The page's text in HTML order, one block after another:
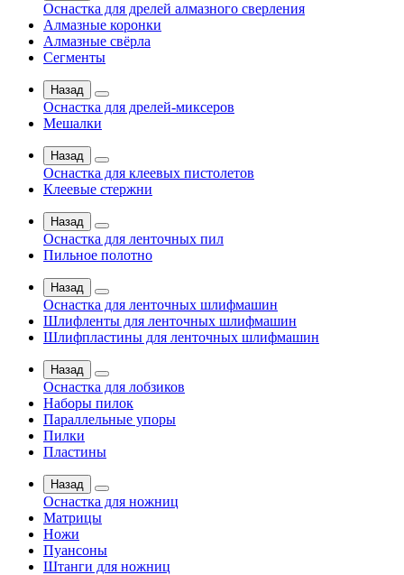
Оснастка для дрелей алмазного сверления
Алмазные коронки
Алмазные свёрла
Сегменты
Назад
Оснастка для дрелей-миксеров
Мешалки
Назад
Оснастка для клеевых пистолетов
Клеевые стержни
Назад
Оснастка для ленточных пил
Пильное полотно
Назад
Оснастка для ленточных шлифмашин
Шлифленты для ленточных шлифмашин
Шлифпластины для ленточных шлифмашин
Назад
Оснастка для лобзиков
Наборы пилок
Параллельные упоры
Пилки
Пластины
Назад
Оснастка для ножниц
Матрицы
Ножи
Пуансоны
Штанги для ножниц